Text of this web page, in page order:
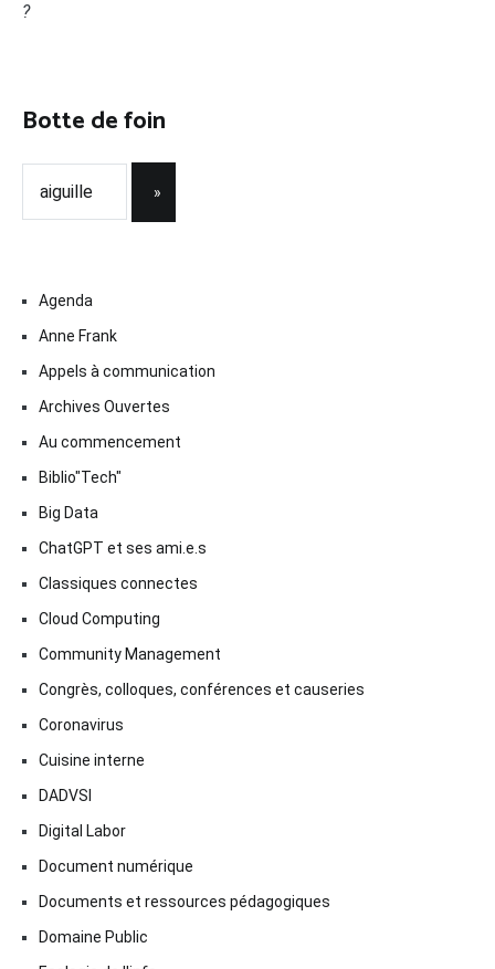
?
Botte de foin
Agenda
Anne Frank
Appels à communication
Archives Ouvertes
Au commencement
Biblio"Tech"
Big Data
ChatGPT et ses ami.e.s
Classiques connectes
Cloud Computing
Community Management
Congrès, colloques, conférences et causeries
Coronavirus
Cuisine interne
DADVSI
Digital Labor
Document numérique
Documents et ressources pédagogiques
Domaine Public